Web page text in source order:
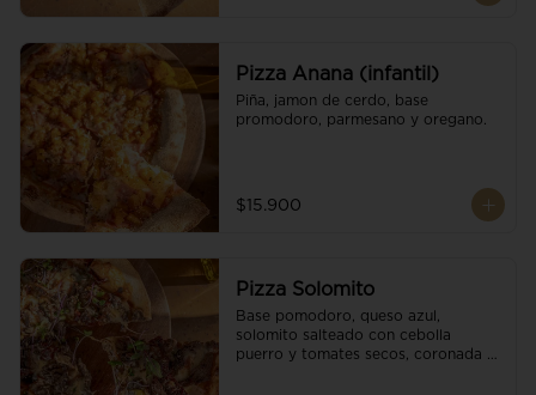
Pizza Anana (infantil)
Piña, jamon de cerdo, base
promodoro, parmesano y oregano.
$15.900
Pizza Solomito
Base pomodoro, queso azul,
solomito salteado con cebolla
puerro y tomates secos, coronada